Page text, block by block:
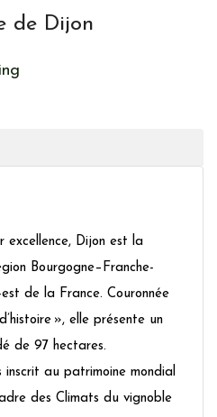
de Dijon
excellence, Dijon est la
Bourgogne–Franche-
de la France. Couronnée
», elle présente un
de 97 hectares.
inscrit au patrimoine mondial
des Climats du vignoble